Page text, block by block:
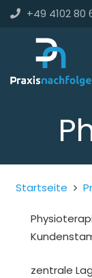
+49 4102 80
Startseite
zentrale